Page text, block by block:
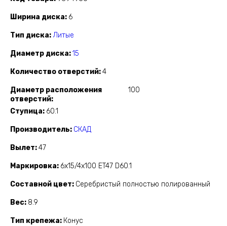
Ширина диска 6
Тип диска Литые
Диаметр диска 15
Количество отверстий 4
Диаметр расположения
отверстий
100
Ступица 60.1
Производитель СКАД
Вылет 47
Маркировка 6x15/4x100 ET47 D60.1
Составной цвет Серебристый полностью полированный
Вес 8.9
Тип крепежа Конус